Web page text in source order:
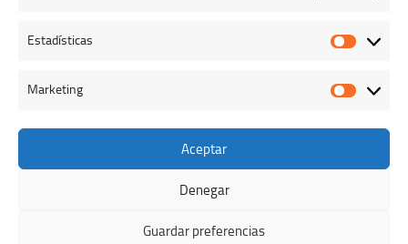
Estadísticas
Marketing
Aceptar
Denegar
Guardar preferencias
Colegio Oficial de Veterinarios de Cáceres © 2026. Todos los